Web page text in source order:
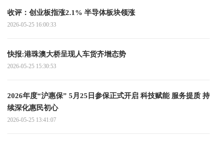
收评：创业板指涨2.1% 半导体板块领涨
2026-05-25 16:00:33
快报:港珠澳大桥呈现人车货齐增态势
2026-05-25 15:30:53
2026年度“沪惠保” 5月25日参保正式开启 科技赋能 服务提质 持
续深化惠民初心
2026-05-25 13:41:07